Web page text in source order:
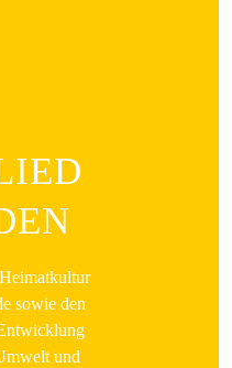
sowie den
und